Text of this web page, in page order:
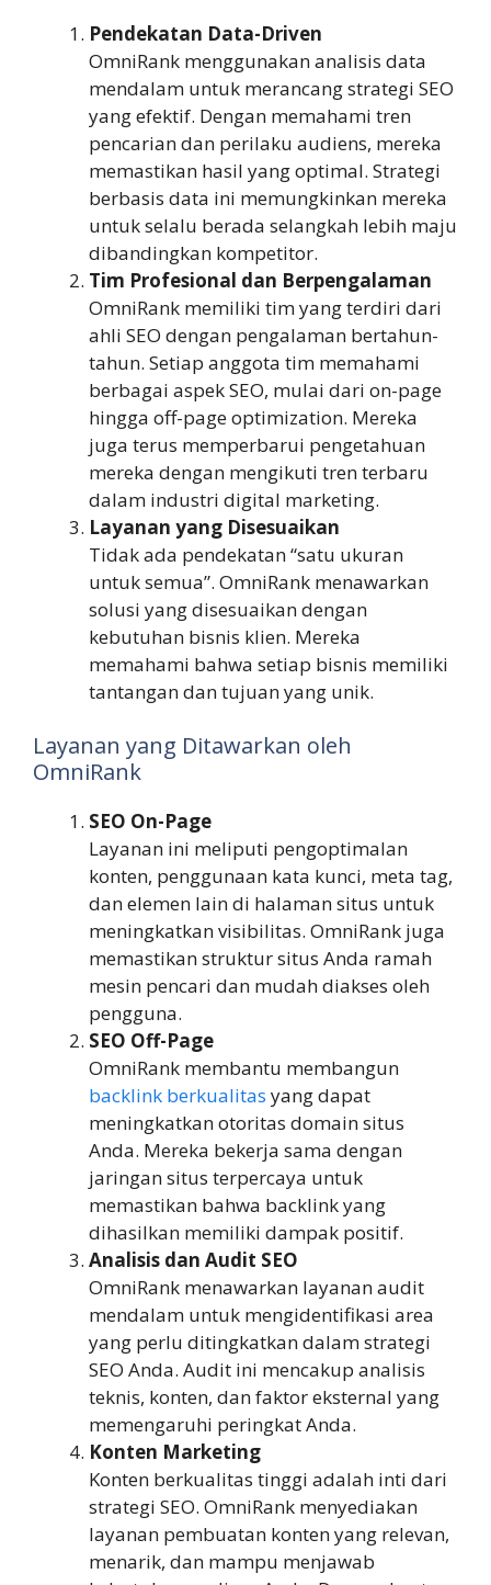
Pendekatan Data-Driven
OmniRank menggunakan analisis data
mendalam untuk merancang strategi SEO
yang efektif. Dengan memahami tren
pencarian dan perilaku audiens, mereka
memastikan hasil yang optimal. Strategi
berbasis data ini memungkinkan mereka
untuk selalu berada selangkah lebih maju
dibandingkan kompetitor.
Tim Profesional dan Berpengalaman
OmniRank memiliki tim yang terdiri dari
ahli SEO dengan pengalaman bertahun-
tahun. Setiap anggota tim memahami
berbagai aspek SEO, mulai dari on-page
hingga off-page optimization. Mereka
juga terus memperbarui pengetahuan
mereka dengan mengikuti tren terbaru
dalam industri digital marketing.
Layanan yang Disesuaikan
Tidak ada pendekatan “satu ukuran
untuk semua”. OmniRank menawarkan
solusi yang disesuaikan dengan
kebutuhan bisnis klien. Mereka
memahami bahwa setiap bisnis memiliki
tantangan dan tujuan yang unik.
Layanan yang Ditawarkan oleh
OmniRank
SEO On-Page
Layanan ini meliputi pengoptimalan
konten, penggunaan kata kunci, meta tag,
dan elemen lain di halaman situs untuk
meningkatkan visibilitas. OmniRank juga
memastikan struktur situs Anda ramah
mesin pencari dan mudah diakses oleh
pengguna.
SEO Off-Page
OmniRank membantu membangun
backlink berkualitas yang dapat
meningkatkan otoritas domain situs
Anda. Mereka bekerja sama dengan
jaringan situs terpercaya untuk
memastikan bahwa backlink yang
dihasilkan memiliki dampak positif.
Analisis dan Audit SEO
OmniRank menawarkan layanan audit
mendalam untuk mengidentifikasi area
yang perlu ditingkatkan dalam strategi
SEO Anda. Audit ini mencakup analisis
teknis, konten, dan faktor eksternal yang
memengaruhi peringkat Anda.
Konten Marketing
Konten berkualitas tinggi adalah inti dari
strategi SEO. OmniRank menyediakan
layanan pembuatan konten yang relevan,
menarik, dan mampu menjawab